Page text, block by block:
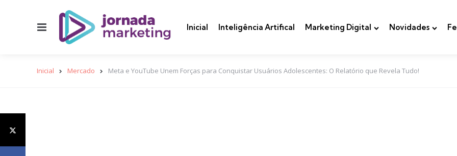
Inicial Inteligência Artifical Marketing Digital Novidades
Inicial Mercado Meta e YouTube Unem Forças para Conquistar Usuários Adolescentes: O Relatório que Revela Tudo!